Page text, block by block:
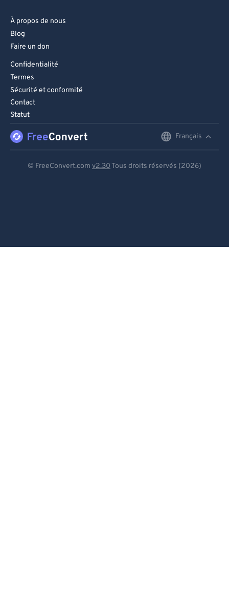
À propos de nous
Blog
Faire un don
Confidentialité
Termes
Sécurité et conformité
Contact
Statut
Français
© FreeConvert.com v2.30 Tous droits réservés (2026)